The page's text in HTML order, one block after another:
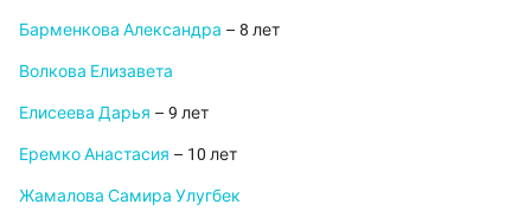
Барменкова Александра – 8 лет
Волкова Елизавета
Елисеева Дарья – 9 лет
Еремко Анастасия – 10 лет
Жамалова Самира Улугбек